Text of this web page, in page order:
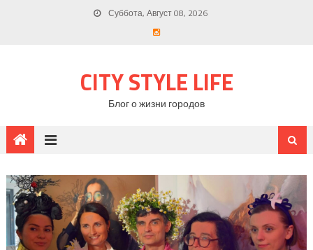
Суббота, Август 08, 2026
CITY STYLE LIFE
Блог о жизни городов